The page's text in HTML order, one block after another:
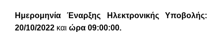
Ημερομηνία Έναρξης
Ηλεκτρονικής Υποβολής:
20/10/2022 και ώρα 09:00:00.